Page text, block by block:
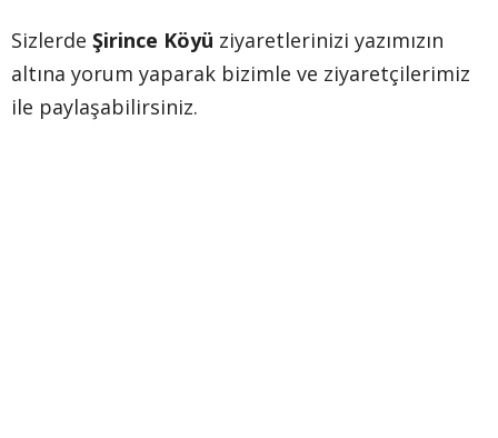
Sizlerde Şirince Köyü ziyaretlerinizi yazımızın
altına yorum yaparak bizimle ve ziyaretçilerimiz
ile paylaşabilirsiniz.